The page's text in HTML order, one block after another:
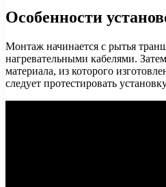
Особенности
Монтаж начинается с рытья
нагревательными кабелями.
материала, из которого
следует протестировать